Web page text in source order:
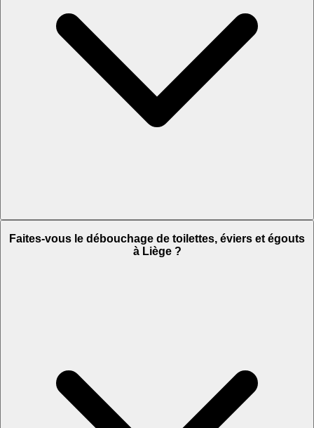
Faites-vous le débouchage de toilettes, éviers et égouts
à Liège ?